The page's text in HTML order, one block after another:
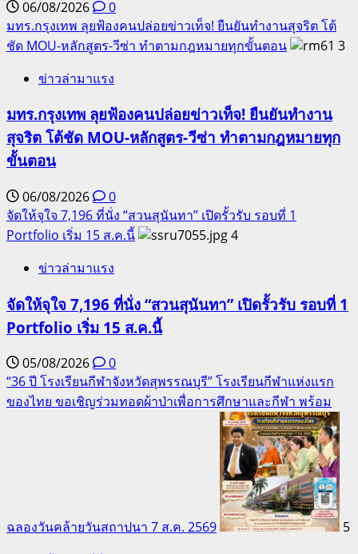
06/08/2026
0
มทร.กรุงเทพ ลุยฟ้องคนปล่อยข่าวเท็จ! ยืนยันทำงานสุจริต โต้
ชัด MOU-หลักสูตร-วีซ่า ทำตามกฎหมายทุกขั้นตอน
3
ข่าวล่ามาแรง
มทร.กรุงเทพ ลุยฟ้องคนปล่อยข่าวเท็จ! ยืนยันทำงาน
สุจริต โต้ชัด MOU-หลักสูตร-วีซ่า ทำตามกฎหมายทุก
ขั้นตอน
06/08/2026
0
จัดให้จุใจ 7,196 ที่นั่ง “สวนสุนันทา” เปิดรั้วรับ รอบที่ 1
Portfolio เริ่ม 15 ส.ค.นี้
4
ข่าวล่ามาแรง
จัดให้จุใจ 7,196 ที่นั่ง “สวนสุนันทา” เปิดรั้วรับ รอบที่ 1
Portfolio เริ่ม 15 ส.ค.นี้
05/08/2026
0
“36 ปี โรงเรียนกีฬาจังหวัดสุพรรณบุรี” โรงเรียนกีฬาแห่งแรก
ของไทย ขอเชิญร่วมทอดผ้าป่าเพื่อการศึกษาและกีฬา พร้อม
ฉลองวันคล้ายวันสถาปนา 7 ส.ค. 2569
5